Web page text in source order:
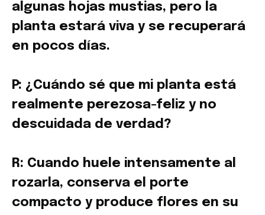
algunas hojas mustias, pero la
planta estará viva y se recuperará
en pocos días.
P: ¿Cuándo sé que mi planta está
realmente perezosa-feliz y no
descuidada de verdad?
R: Cuando huele intensamente al
rozarla, conserva el porte
compacto y produce flores en su